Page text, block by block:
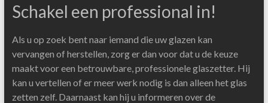
Schakel een professional in!
Als u op zoek bent naar iemand die uw glazen kan
vervangen of herstellen, zorg er dan voor dat u de keuze
maakt voor een betrouwbare, professionele glaszetter. Hij
kan u vertellen of er meer werk nodig is dan alleen het glas
zetten zelf. Daarnaast kan hij u informeren over de